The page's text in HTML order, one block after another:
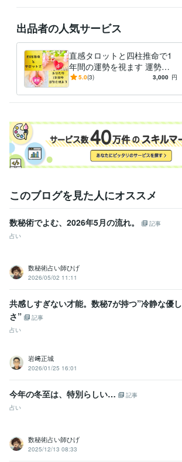
出品者の人気サービス
直感タロットと四柱推命で1
年間の運勢を視ます 運勢を
活かして、楽しい1年を過ご
5.0(3) 3,000 円
このブログを見た人にオススメ
数秘術でよむ、2026年5月の流れ。
記事
占い
数秘術占い師ひげ
2026/05/02 11:11
共感しすぎない才能。数秘7が持つ”冷静な優し
さ”
記事
占い
岩﨑正城
2026/01/25 16:01
今年の冬至は、特別らしい…
記事
占い
数秘術占い師ひげ
2025/12/13 08:33